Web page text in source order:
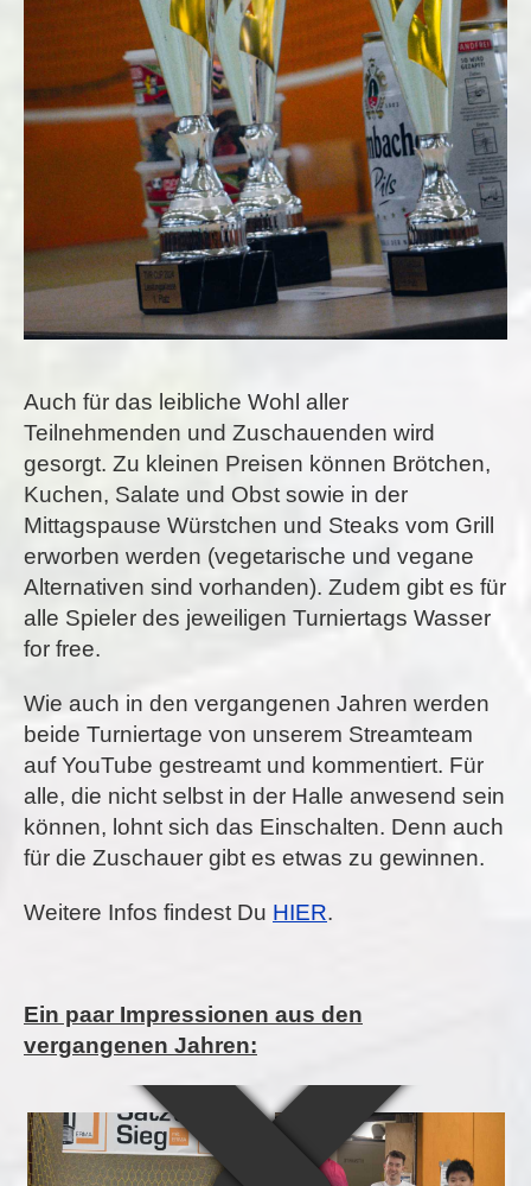
Auch für das leibliche Wohl aller
Teilnehmenden und Zuschauenden wird
gesorgt. Zu kleinen Preisen können Brötchen,
Kuchen, Salate und Obst sowie in der
Mittagspause Würstchen und Steaks vom Grill
erworben werden (vegetarische und vegane
Alternativen sind vorhanden). Zudem gibt es für
alle Spieler des jeweiligen Turniertags Wasser
for free.
Wie auch in den vergangenen Jahren werden
beide Turniertage von unserem Streamteam
auf YouTube gestreamt und kommentiert. Für
alle, die nicht selbst in der Halle anwesend sein
können, lohnt sich das Einschalten. Denn auch
für die Zuschauer gibt es etwas zu gewinnen.
Weitere Infos findest Du HIER.
Ein paar Impressionen aus den
vergangenen Jahren: